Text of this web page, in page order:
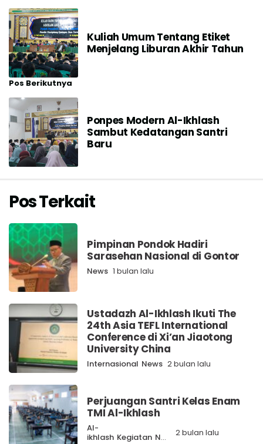
Kuliah Umum Tentang Etiket
Menjelang Liburan Akhir Tahun
Pos Berikutnya
Ponpes Modern Al-Ikhlash
Sambut Kedatangan Santri
Baru
Pos Terkait
Pimpinan Pondok Hadiri
Sarasehan Nasional di Gontor
News 1 bulan lalu
Ustadazh Al-Ikhlash Ikuti The
24th Asia TEFL International
Conference di Xi’an Jiaotong
University China
Internasional News 2 bulan lalu
Perjuangan Santri Kelas Enam
TMI Al-Ikhlash
Al-
ikhlash Kegiatan News 2 bulan lalu